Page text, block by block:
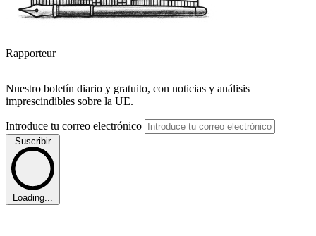
Rapporteur
Nuestro boletín diario y gratuito, con noticias y análisis
imprescindibles sobre la UE.
Introduce tu correo electrónico
Suscribir
Loading...